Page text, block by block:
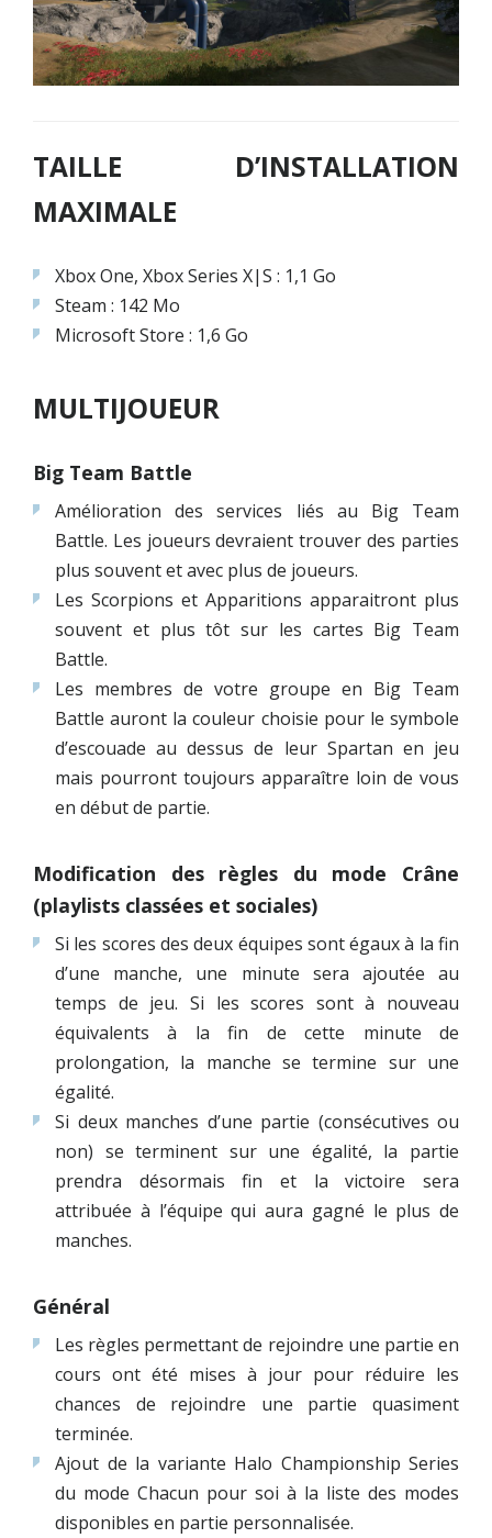
TAILLE D’INSTALLATION
MAXIMALE
Xbox One, Xbox Series X|S : 1,1 Go
Steam : 142 Mo
Microsoft Store : 1,6 Go
MULTIJOUEUR
Big Team Battle
Amélioration des services liés au Big Team
Battle. Les joueurs devraient trouver des parties
plus souvent et avec plus de joueurs.
Les Scorpions et Apparitions apparaitront plus
souvent et plus tôt sur les cartes Big Team
Battle.
Les membres de votre groupe en Big Team
Battle auront la couleur choisie pour le symbole
d’escouade au dessus de leur Spartan en jeu
mais pourront toujours apparaître loin de vous
en début de partie.
Modification des règles du mode Crâne
(playlists classées et sociales)
Si les scores des deux équipes sont égaux à la fin
d’une manche, une minute sera ajoutée au
temps de jeu. Si les scores sont à nouveau
équivalents à la fin de cette minute de
prolongation, la manche se termine sur une
égalité.
Si deux manches d’une partie (consécutives ou
non) se terminent sur une égalité, la partie
prendra désormais fin et la victoire sera
attribuée à l’équipe qui aura gagné le plus de
manches.
Général
Les règles permettant de rejoindre une partie en
cours ont été mises à jour pour réduire les
chances de rejoindre une partie quasiment
terminée.
Ajout de la variante Halo Championship Series
du mode Chacun pour soi à la liste des modes
disponibles en partie personnalisée.